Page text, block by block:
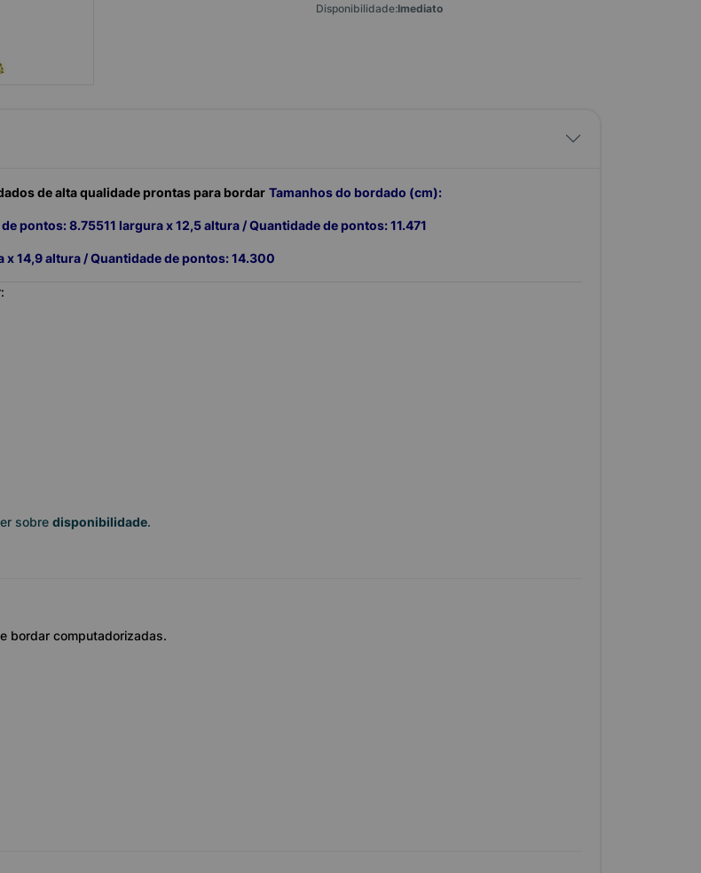
Disponibilidade:Imediato
de alta qualidade prontas para bordar Tamanhos do bordado (cm):
pontos: 8.75511 largura x 12,5 altura / Quantidade de pontos: 11.471
x 14,9 altura / Quantidade de pontos: 14.300
sobre disponibilidade.
bordar computadorizadas.